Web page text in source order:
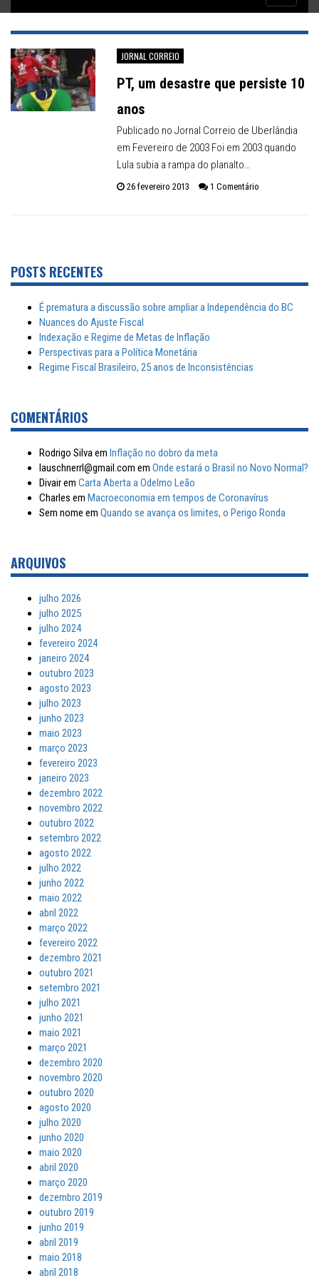
JORNAL CORREIO
PT, um desastre que persiste 10
anos
Publicado no Jornal Correio de Uberlândia
em Fevereiro de 2003 Foi em 2003 quando
Lula subia a rampa do planalto…
26 fevereiro 2013 1 Comentário
POSTS RECENTES
É prematura a discussão sobre ampliar a Independência do BC
Nuances do Ajuste Fiscal
Indexação e Regime de Metas de Inflação
Perspectivas para a Política Monetária
Regime Fiscal Brasileiro, 25 anos de Inconsistências
COMENTÁRIOS
Rodrigo Silvaem Inflação no dobro da meta
lauschnerrl@gmail.com em Onde estará o Brasil no Novo Normal?
Divairem Carta Aberta a Odelmo Leão
Charles em Macroeconomia em tempos de Coronavírus
Sem nome em Quando se avança os limites, o Perigo Ronda
ARQUIVOS
julho 2026
julho 2025
julho 2024
fevereiro 2024
janeiro 2024
outubro 2023
agosto 2023
julho 2023
junho 2023
maio 2023
março 2023
fevereiro 2023
janeiro 2023
dezembro 2022
novembro 2022
outubro 2022
setembro 2022
agosto 2022
julho 2022
junho 2022
maio 2022
abril 2022
março 2022
fevereiro 2022
dezembro 2021
outubro 2021
setembro 2021
julho 2021
junho 2021
maio 2021
março 2021
dezembro 2020
novembro 2020
outubro 2020
agosto 2020
julho 2020
junho 2020
maio 2020
abril 2020
março 2020
dezembro 2019
outubro 2019
junho 2019
abril 2019
maio 2018
abril 2018